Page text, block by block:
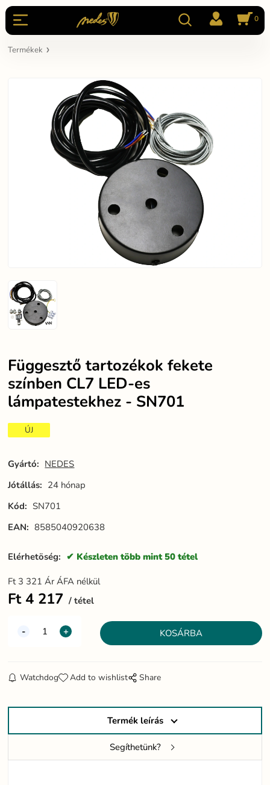
0
Termékek
Függesztő tartozékok fekete
színben CL7 LED-es
lámpatestekhez - SN701
ÚJ
Gyártó: NEDES
Jótállás: 24 hónap
Kód: SN701
EAN: 8585040920638
Elérhetöség: Készleten több mint 50 tétel
Ft 3 321 Ár ÁFA nélkül
Ft4 217 tétel
Watchdog Add to wishlist Share
Termék leírás
Segíthetünk?